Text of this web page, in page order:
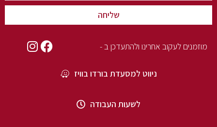
שליחה
מוזמנים לעקוב אחרינו ולהתעדכן ב -
ניווט למסעדת בורדו בוויז
לשעות העבודה